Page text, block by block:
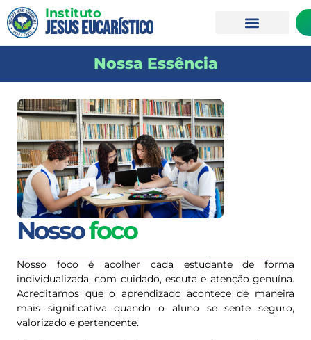
Instituto
Jesus Eucarístico
Nossa Essência
Nossofoco
Nosso foco é acolher cada estudante de forma
individualizada, com cuidado, escuta e atenção genuína.
Acreditamos que o aprendizado acontece de maneira
mais significativa quando o aluno se sente seguro,
valorizado e pertencente.